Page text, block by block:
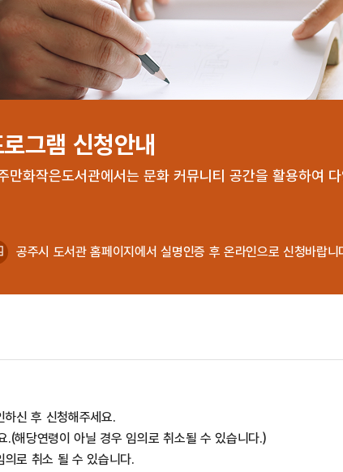
그램 신청안내
만화작은도서관에서는 문화 커뮤니티 공간을 활용하여
공주시 도서관 홈페이지에서 실명인증 후 온라인으로 신청바랍니
신 후 신청해주세요.
.(해당연령이 아닐 경우 임의로 취소될 수 있습니다.)
로 취소 될 수 있습니다.